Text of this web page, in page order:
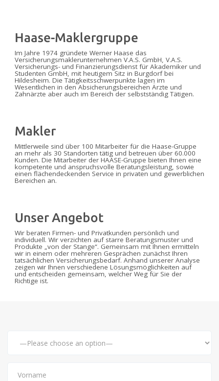
Haase-Maklergruppe
Im Jahre 1974 gründete Werner Haase das
Versicherungsmaklerunternehmen V.A.S. GmbH, V.A.S.
Versicherungs- und Finanzierungsdienst für Akademiker und
Studenten GmbH, mit heutigem Sitz in Burgdorf bei
Hildesheim. Die Tätigkeitsschwerpunkte lagen im
Wesentlichen in den Absicherungsbereichen Ärzte und
Zahnärzte aber auch im Bereich der selbstständig Tätigen.
Makler
Mittlerweile sind über 100 Mitarbeiter für die Haase-Gruppe
an mehr als 30 Standorten tätig und betreuen über 60.000
Kunden. Die Mitarbeiter der HAASE-Gruppe bieten Ihnen eine
kompetente und anspruchsvolle Beratungsleistung, sowie
einen flächendeckenden Service in privaten und gewerblichen
Bereichen an.
Unser Angebot
Wir beraten Firmen- und Privatkunden persönlich und
individuell. Wir verzichten auf starre Beratungsmuster und
Produkte „von der Stange“. Gemeinsam mit Ihnen ermitteln
wir in einem oder mehreren Gesprächen zunächst Ihren
tatsächlichen Versicherungsbedarf. Anhand unserer Analyse
zeigen wir Ihnen verschiedene Lösungsmöglichkeiten auf
und entscheiden gemeinsam, welcher Weg für Sie der
Richtige ist.